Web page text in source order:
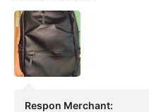
Respon Merchant: